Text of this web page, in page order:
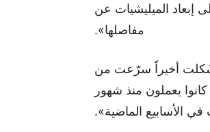
إبعاد الميليشيات عن
مفاصلها».
شُكلت أخيراً سرّعت من
يعملون منذ شهور
الأسابيع الماضية».